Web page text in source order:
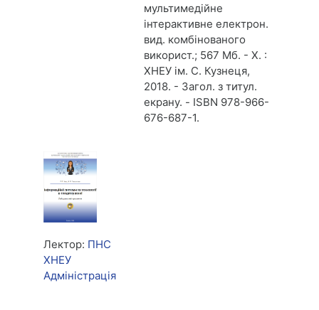
мультимедійне
інтерактивне електрон.
вид. комбінованого
використ.; 567 Мб. - Х. :
ХНЕУ ім. С. Кузнеця,
2018. - Загол. з титул.
екрану. - ISBN 978-966-
676-687-1.
Лектор: ПНС
ХНЕУ
Адміністрація